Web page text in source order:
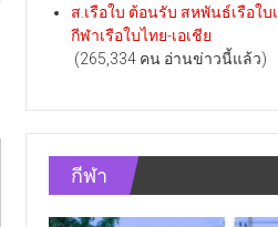
ส.เรือใบ ต้อนรับ สหพันธ์เรือใ
กีฬาเรือใบไทย-เอเชีย
(265,334 คน อ่านข่าวนี้แล้ว)
กีฬา